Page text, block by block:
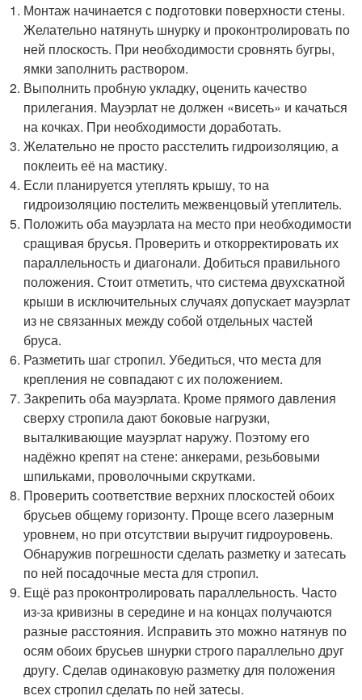
Монтаж начинается с подготовки поверхности стены.
Желательно натянуть шнурку и проконтролировать по
ней плоскость. При необходимости сровнять бугры,
ямки заполнить раствором.
Выполнить пробную укладку, оценить качество
прилегания. Мауэрлат не должен «висеть» и качаться
на кочках. При необходимости доработать.
Желательно не просто расстелить гидроизоляцию, а
поклеить её на мастику.
Если планируется утеплять крышу, то на
гидроизоляцию постелить межвенцовый утеплитель.
Положить оба мауэрлата на место при необходимости
сращивая брусья. Проверить и откорректировать их
параллельность и диагонали. Добиться правильного
положения. Стоит отметить, что система двухскатной
крыши в исключительных случаях допускает мауэрлат
из не связанных между собой отдельных частей
бруса.
Разметить шаг стропил. Убедиться, что места для
крепления не совпадают с их положением.
Закрепить оба мауэрлата. Кроме прямого давления
сверху стропила дают боковые нагрузки,
выталкивающие мауэрлат наружу. Поэтому его
надёжно крепят на стене: анкерами, резьбовыми
шпильками, проволочными скрутками.
Проверить соответствие верхних плоскостей обоих
брусьев общему горизонту. Проще всего лазерным
уровнем, но при отсутствии выручит гидроуровень.
Обнаружив погрешности сделать разметку и затесать
по ней посадочные места для стропил.
Ещё раз проконтролировать параллельность. Часто
из-за кривизны в середине и на концах получаются
разные расстояния. Исправить это можно натянув по
осям обоих брусьев шнурки строго параллельно друг
другу. Сделав одинаковую разметку для положения
всех стропил сделать по ней затесы.